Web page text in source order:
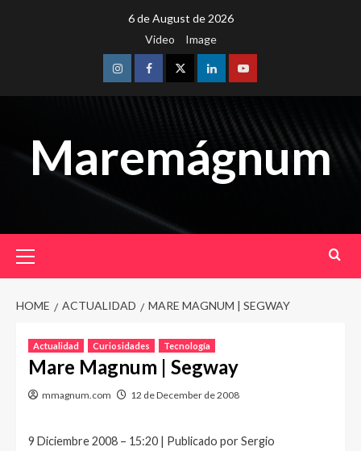
6 de August de 2026
Video
Image
InstagramFacebookTwitterLinkedinYoutube
Maremágnum
Menu
HOME ACTUALIDAD MARE MAGNUM | SEGWAY
Actualidad Curiosidades Tecnología
Mare Magnum | Segway
mmagnum.com 12 de December de 2008
9 Diciembre 2008 – 15:20 | Publicado por Sergio